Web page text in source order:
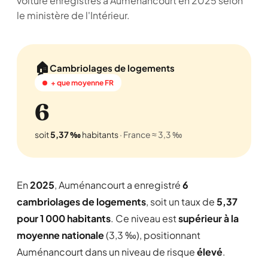
le ministère de l'Intérieur.
🏠Cambriolages de logements
+ que moyenne FR
6
soit5,37 ‰habitants· France ≈ 3,3 ‰
En2025, Auménancourt a enregistré6
cambriolages de logements, soit un taux de5,37
pour 1 000 habitants. Ce niveau estsupérieur à la
moyenne nationale(3,3 ‰), positionnant
Auménancourt dans un niveau de risqueélevé.